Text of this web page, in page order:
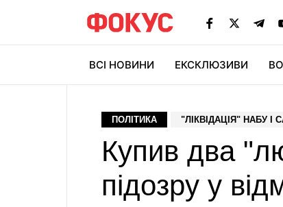
ВСІ НОВИНИ ЕКСКЛЮЗИВИ
ПОЛІТИКА "ЛІКВІДАЦІЯ" НАБУ І
Купив два
підозру у